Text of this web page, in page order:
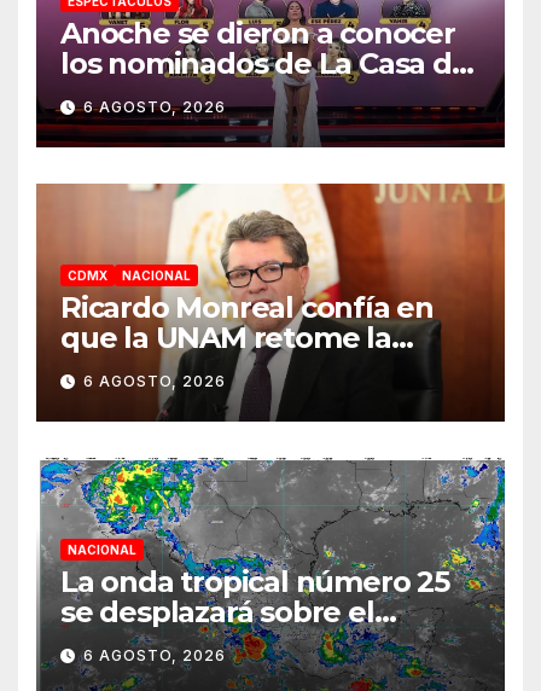
Anoche se dieron a conocer
los nominados de La Casa de
los Famosos México 2026 en
la segunda semana
6 AGOSTO, 2026
CDMX NACIONAL
Ricardo Monreal confía en
que la UNAM retome la
normalidad e inicie el
semestre mediante el
diálogo
6 AGOSTO, 2026
NACIONAL
La onda tropical número 25
se desplazará sobre el
sureste mexicano
6 AGOSTO, 2026